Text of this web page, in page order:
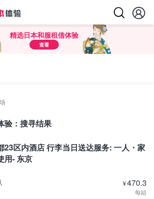
精选日本和服租借体验
查看
验：搜寻结果
区内酒店 行李当日送达服务: 一人・家
用- 东京
¥470.3
每組